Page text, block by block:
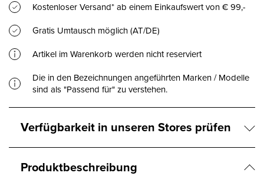
Kostenloser Versand* ab einem Einkaufswert von € 99,-
Gratis Umtausch möglich (AT/DE)
Artikel im Warenkorb werden nicht reserviert
Die in den Bezeichnungen angeführten Marken / Modelle
sind als "Passend für" zu verstehen.
Verfügbarkeit in unseren Stores prüfen
Produktbeschreibung